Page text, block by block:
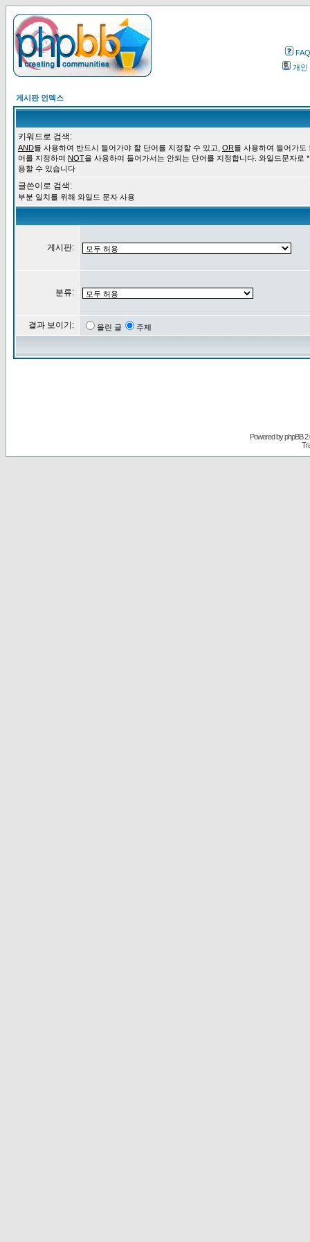
FAQ
개인
게시판 인덱스
키워드로 검색:
AND를 사용하여 반드시 들어가야 할 단어를 지정할 수 있고, OR를 사용하여 들어가도
어를 지정하며 NOT을 사용하여 들어가서는 안되는 단어를 지정합니다. 와일드문자로
용할 수 있습니다
글쓴이로 검색:
부분 일치를 위해 와일드 문자 사용
게시판:
분류:
결과 보이기: 올린 글 주제
Powered byphpBB